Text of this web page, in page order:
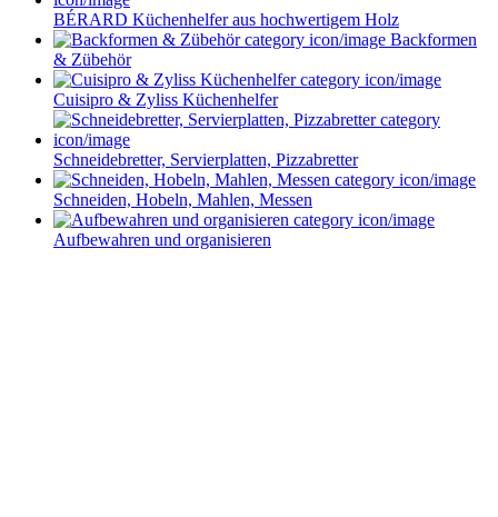
BÉRARD Küchenhelfer aus hochwertigem Holz
Backformen
& Zübehör
Cuisipro & Zyliss Küchenhelfer
Schneidebretter, Servierplatten, Pizzabretter
Schneiden, Hobeln, Mahlen, Messen
Aufbewahren und organisieren